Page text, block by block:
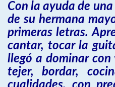
Con la ayuda de
de su hermana
primeras letras.
cantar, tocar la
llegó a dominar con
tejer, bordar,